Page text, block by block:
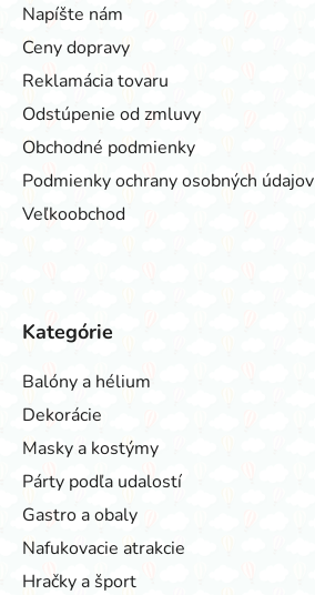
Napíšte nám
Ceny dopravy
Reklamácia tovaru
Odstúpenie od zmluvy
Obchodné podmienky
Podmienky ochrany osobných údajov
Veľkoobchod
Kategórie
Balóny a hélium
Dekorácie
Masky a kostýmy
Párty podľa udalostí
Gastro a obaly
Nafukovacie atrakcie
Hračky a šport